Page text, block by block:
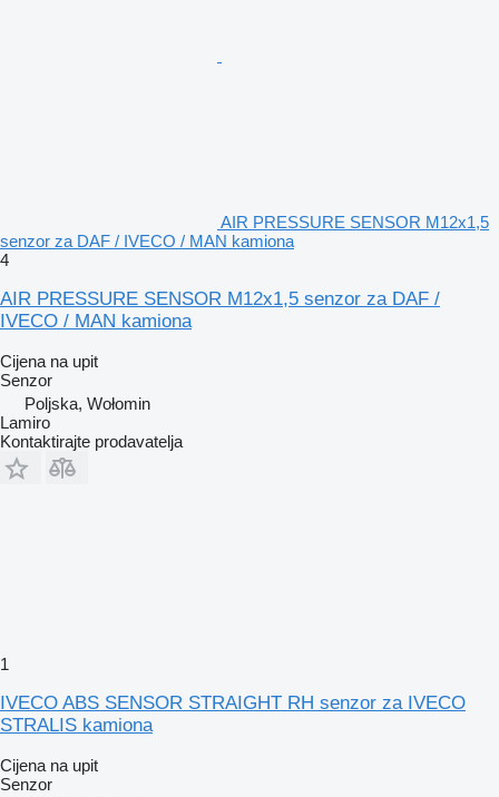
AIR PRESSURE SENSOR M12x1,5
senzor za DAF / IVECO / MAN kamiona
4
AIR PRESSURE SENSOR M12x1,5 senzor za DAF /
IVECO / MAN kamiona
Cijena na upit
Senzor
Poljska, Wołomin
Lamiro
Kontaktirajte prodavatelja
1
IVECO ABS SENSOR STRAIGHT RH senzor za IVECO
STRALIS kamiona
Cijena na upit
Senzor